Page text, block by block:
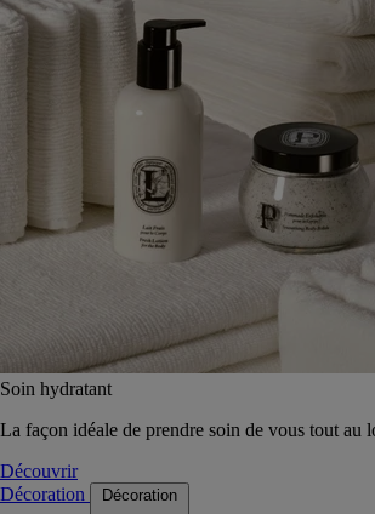
Soin hydratant
La façon idéale de prendre soin de vous tout au
Découvrir
Décoration
Décoration